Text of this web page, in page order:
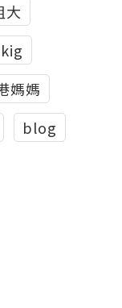
大
媽媽
blog